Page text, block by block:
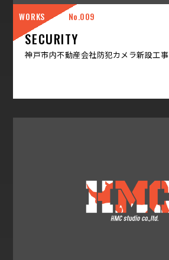
WORKS 009
SECURITY
神戸市内不動産会社防犯カメラ新設工事